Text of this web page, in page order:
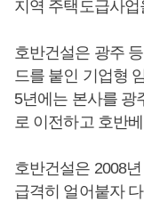
지역 주택도급사
호반건설은 광주
드를 붙인 기업형
5년에는 본사를 광
로 이전하고 호반
호반건설은 2008
급격히 얼어붙자